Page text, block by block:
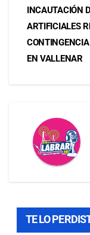
INCAUTACIÓN
ARTIFICIALES
EN VALLENAR
TE LO